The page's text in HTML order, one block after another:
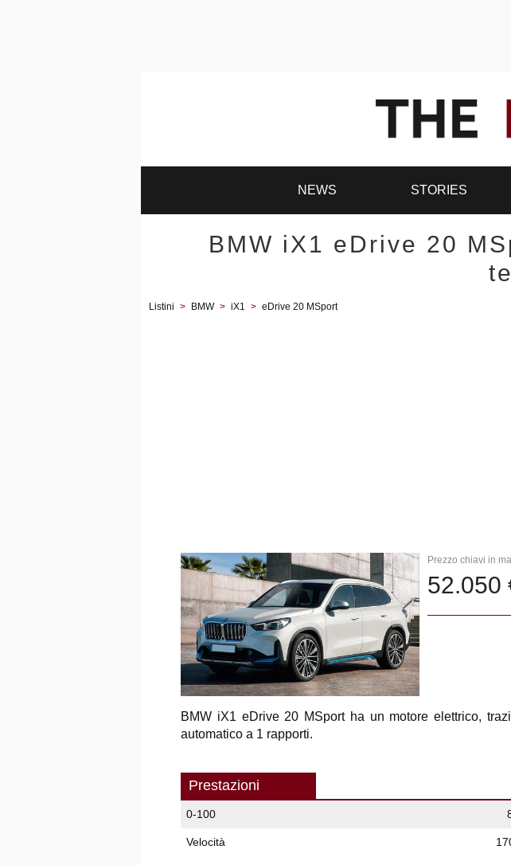
NEWS STORIES
BMW iX1 eDrive 20
Listini > BMW > iX1 > eDrive 20 MSport
Prezzo chiavi in
52.050
BMW iX1 eDrive 20 MSport ha un motore elettrico,
automatico a 1 rapporti.
Prestazioni
0-100
Velocità